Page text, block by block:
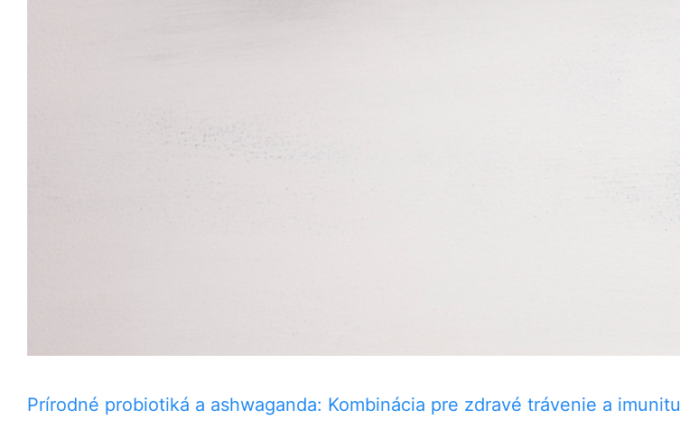
Prírodné probiotiká a ashwaganda: Kombinácia pre zdravé trávenie a imunitu